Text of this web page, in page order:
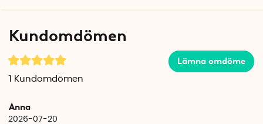
hänga upp mattan eller ställa den på högkant för att spara
Mått: 30,5 x 30,5 x 1,2 cm
Färg: Mörkgrå
Kundomdömen
Lämna omdöme
Kundomdömen
Anna
2026-07-20